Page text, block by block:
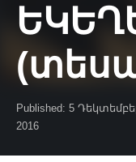
Published: 5
2016